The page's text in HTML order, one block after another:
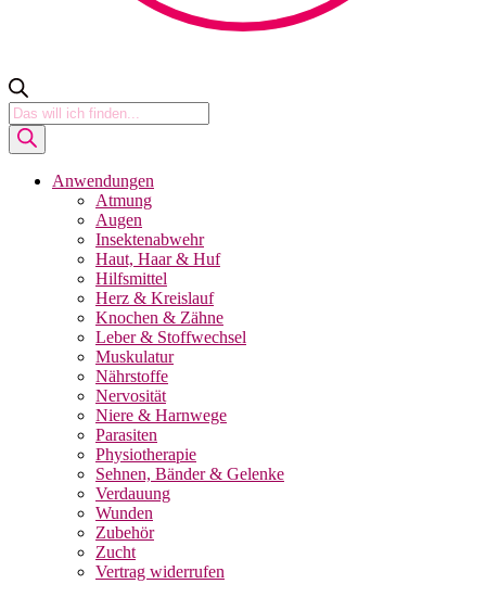
Products
search
Anwendungen
Atmung
Augen
Insektenabwehr
Haut, Haar & Huf
Hilfsmittel
Herz & Kreislauf
Knochen & Zähne
Leber & Stoffwechsel
Muskulatur
Nährstoffe
Nervosität
Niere & Harnwege
Parasiten
Physiotherapie
Sehnen, Bänder & Gelenke
Verdauung
Wunden
Zubehör
Zucht
Vertrag widerrufen